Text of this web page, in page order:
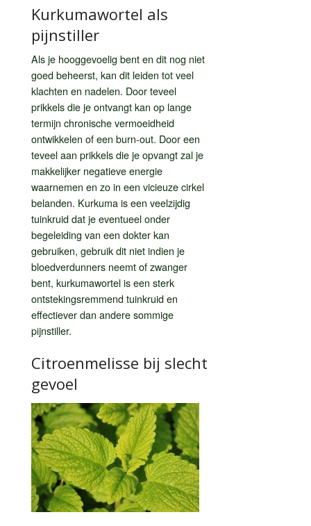
Kurkumawortel als
pijnstiller
Als je hooggevoelig bent en dit nog niet
goed beheerst, kan dit leiden tot veel
klachten en nadelen. Door teveel
prikkels die je ontvangt kan op lange
termijn chronische vermoeidheid
ontwikkelen of een burn-out. Door een
teveel aan prikkels die je opvangt zal je
makkelijker negatieve energie
waarnemen en zo in een vicieuze cirkel
belanden. Kurkuma is een veelzijdig
tuinkruid dat je eventueel onder
begeleiding van een dokter kan
gebruiken, gebruik dit niet indien je
bloedverdunners neemt of zwanger
bent, kurkumawortel is een sterk
ontstekingsremmend tuinkruid en
effectiever dan andere sommige
pijnstiller.
Citroenmelisse bij slecht
gevoel